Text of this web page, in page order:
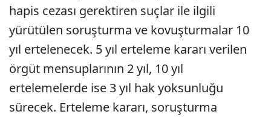
hapis cezası gerektiren suçlar ile ilgili
yürütülen soruşturma ve kovuşturmalar 10
yıl ertelenecek. 5 yıl erteleme kararı verilen
örgüt mensuplarının 2 yıl, 10 yıl
ertelemelerde ise 3 yıl hak yoksunluğu
sürecek. Erteleme kararı, soruşturma